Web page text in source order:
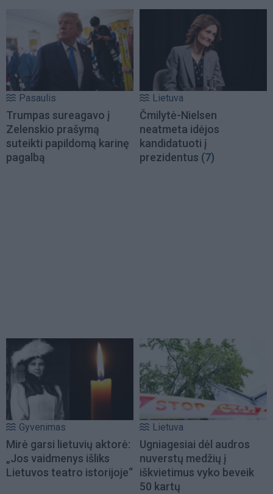
Pasaulis
Trumpas sureagavo į
Zelenskio prašymą
suteikti papildomą karinę
pagalbą
Lietuva
Čmilytė-Nielsen
neatmeta idėjos
kandidatuoti į
prezidentus (7)
Gyvenimas
Mirė garsi lietuvių aktorė:
„Jos vaidmenys išliks
Lietuvos teatro istorijoje“
Lietuva
Ugniagesiai dėl audros
nuverstų medžių į
iškvietimus vyko beveik
50 kartų